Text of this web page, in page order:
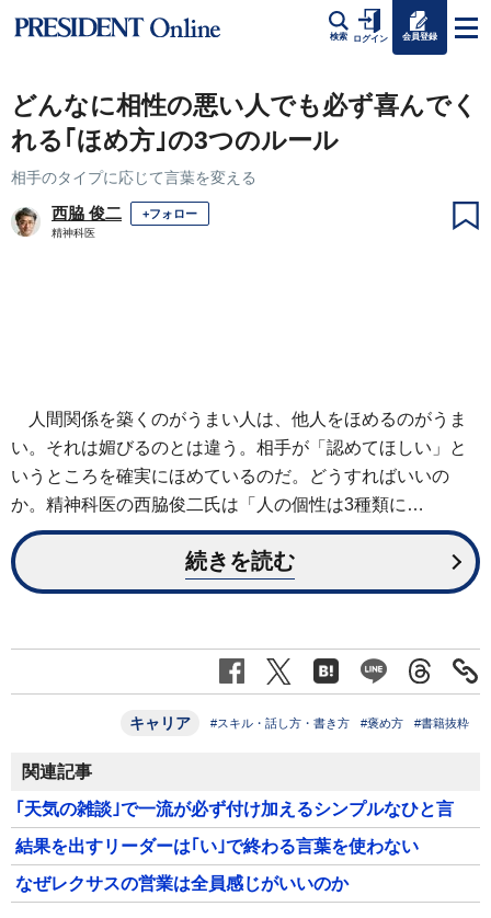
検索 ログイン 会員登録
どんなに相性の悪い人でも必ず喜んでく
れる｢ほめ方｣の3つのルール
相手のタイプに応じて言葉を変える
西脇 俊二 +フォロー
精神科医
人間関係を築くのがうまい人は、他人をほめるのがうま
い。それは媚びるのとは違う。相手が「認めてほしい」と
いうところを確実にほめているのだ。どうすればいいの
か。精神科医の西脇俊二氏は「人の個性は3種類に…
続きを読む
キャリア #スキル・話し方・書き方 #褒め方 #書籍抜粋
関連記事
｢天気の雑談｣で一流が必ず付け加えるシンプルなひと言
結果を出すリーダーは｢い｣で終わる言葉を使わない
なぜレクサスの営業は全員感じがいいのか